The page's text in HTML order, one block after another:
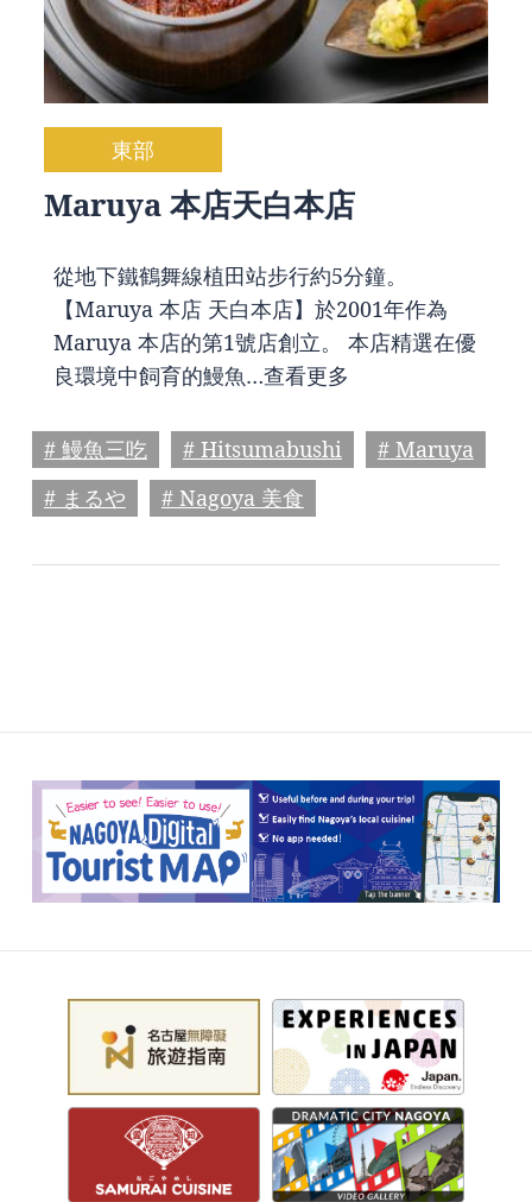
東部
Maruya 本店天白本店
從地下鐵鶴舞線植田站步行約5分鐘。
【Maruya 本店 天白本店】於2001年作為
Maruya 本店的第1號店創立。 本店精選在優
良環境中飼育的鰻魚…查看更多
# 鰻魚三吃 # Hitsumabushi
# Maruya
# まるや
# Nagoya 美食